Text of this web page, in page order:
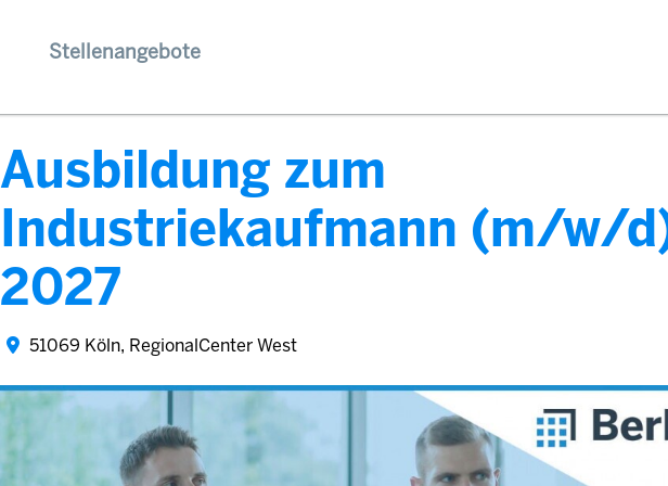
Stellenangebote
Ausbildung zum
Industriekaufmann (m/w/
2027
51069 Köln, RegionalCenter West